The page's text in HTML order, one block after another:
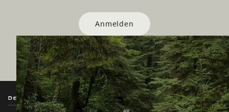
Anmelden
Destination BC Unsere Websites